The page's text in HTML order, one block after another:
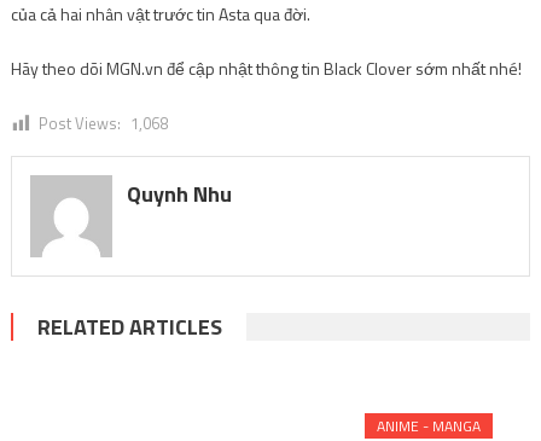
của cả hai nhân vật trước tin Asta qua đời.
Hãy theo dõi MGN.vn để cập nhật thông tin Black Clover sớm nhất nhé!
Post Views: 1,068
Quynh Nhu
RELATED ARTICLES
ANIME - MANGA